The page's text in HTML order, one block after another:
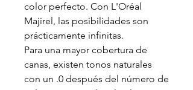
color perfecto. Con L'Oréal
Majirel, las posibilidades son
prácticamente infinitas.
Para una mayor cobertura de
canas, existen tonos naturales
con un .0 después del número de